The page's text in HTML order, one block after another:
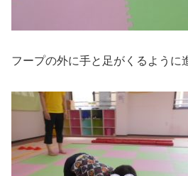
フープの外に手と足がくるよう